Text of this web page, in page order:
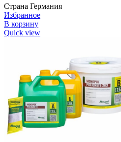
Страна Германия
Избранное
В корзину
Quick view